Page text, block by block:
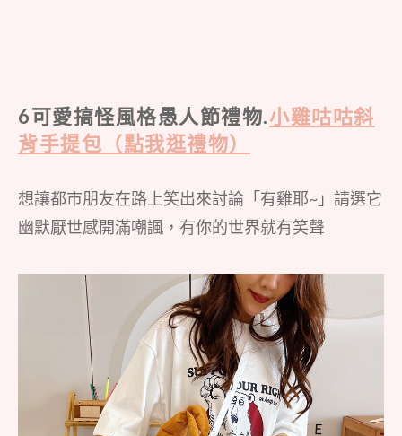
6可愛搞怪風格愚人節禮物.小雞咕咕斜
背手提包（點我逛禮物）
想讓都市朋友在路上笑出來討論「有雞耶~」請選它
幽默厭世感開滿嘲諷，有你的世界就有笑聲